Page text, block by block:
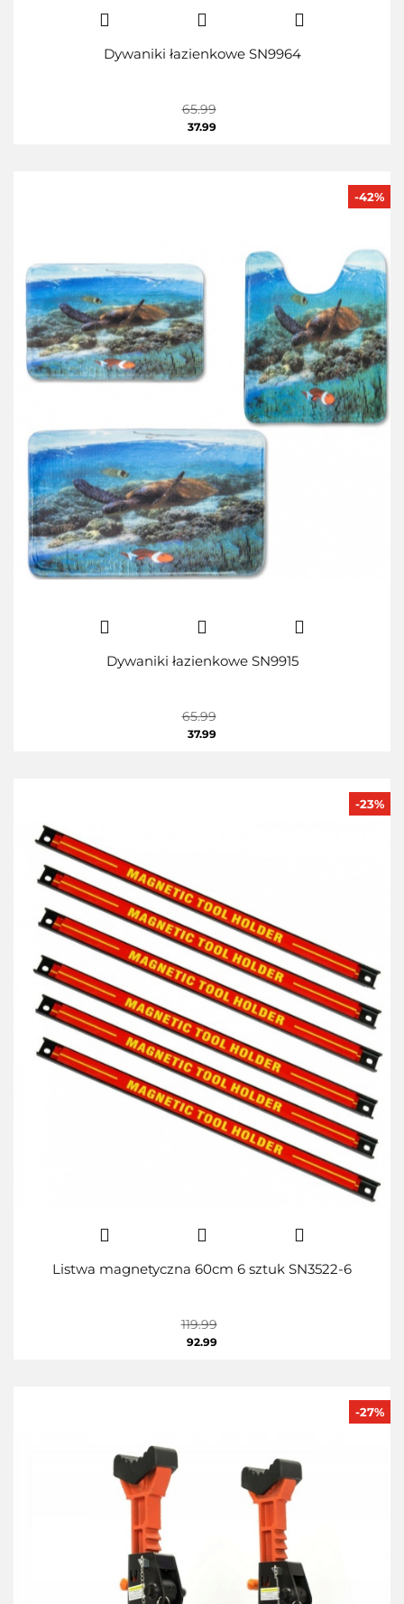
Dywaniki łazienkowe SN9964
65.99
37.99
Dywaniki łazienkowe SN9915
65.99
-42%
37.99
Listwa magnetyczna 60cm 6 sztuk SN3522-6
119.99
-23%
92.99
-27%